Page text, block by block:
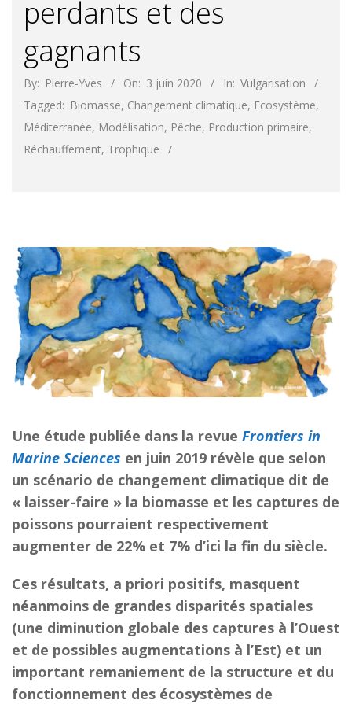
perdants et des
gagnants
By: Pierre-Yves On: 3 juin 2020 In: Vulgarisation
Tagged: Biomasse, Changement climatique, Ecosystème,
Méditerranée, Modélisation, Pêche, Production primaire,
Réchauffement, Trophique
Une étude publiée dans la revue Frontiers in
Marine Sciences en juin 2019 révèle que selon
un scénario de changement climatique dit de
« laisser-faire » la biomasse et les captures de
poissons pourraient respectivement
augmenter de 22% et 7% d’ici la fin du siècle.
Ces résultats, a priori positifs, masquent
néanmoins de grandes disparités spatiales
(une diminution globale des captures à l’Ouest
et de possibles augmentations à l’Est) et un
important remaniement de la structure et du
fonctionnement des écosystèmes de